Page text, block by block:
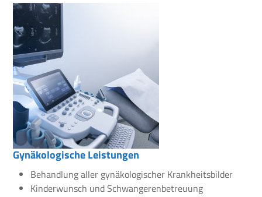
Gynäkologische Leistungen
Behandlung aller gynäkologischer Krankheitsbilder
Kinderwunsch und Schwangerenbetreuung